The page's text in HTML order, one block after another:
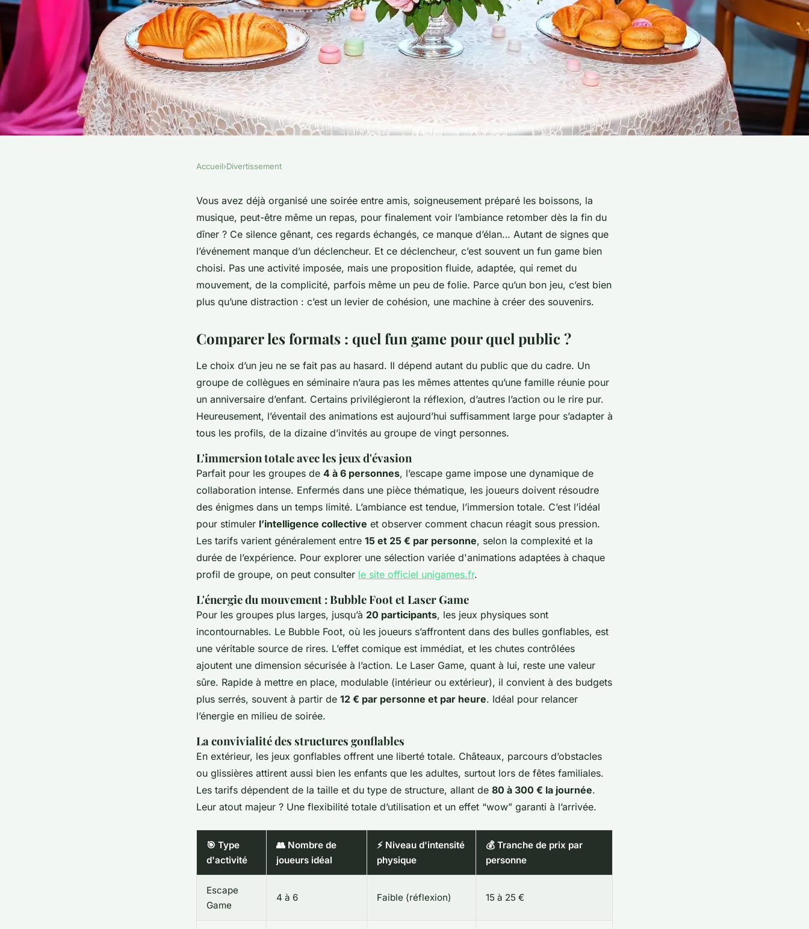
Top jeux animés pour rendre vos
événements inoubliables
9 min de lecture
Accueil›Divertissement
Vous avez déjà organisé une soirée entre amis, soigneusement préparé les boissons, la
musique, peut-être même un repas, pour finalement voir l’ambiance retomber dès la fin du
dîner ? Ce silence gênant, ces regards échangés, ce manque d’élan… Autant de signes que
l’événement manque d’un déclencheur. Et ce déclencheur, c’est souvent un fun game bien
choisi. Pas une activité imposée, mais une proposition fluide, adaptée, qui remet du
mouvement, de la complicité, parfois même un peu de folie. Parce qu’un bon jeu, c’est bien
plus qu’une distraction : c’est un levier de cohésion, une machine à créer des souvenirs.
Comparer les formats : quel fun game pour quel public ?
Le choix d’un jeu ne se fait pas au hasard. Il dépend autant du public que du cadre. Un
groupe de collègues en séminaire n’aura pas les mêmes attentes qu’une famille réunie pour
un anniversaire d’enfant. Certains privilégieront la réflexion, d’autres l’action ou le rire pur.
Heureusement, l’éventail des animations est aujourd’hui suffisamment large pour s’adapter à
tous les profils, de la dizaine d’invités au groupe de vingt personnes.
L'immersion totale avec les jeux d'évasion
Parfait pour les groupes de 4 à 6 personnes, l’escape game impose une dynamique de
collaboration intense. Enfermés dans une pièce thématique, les joueurs doivent résoudre
des énigmes dans un temps limité. L’ambiance est tendue, l’immersion totale. C’est l’idéal
pour stimuler l’intelligence collective et observer comment chacun réagit sous pression.
Les tarifs varient généralement entre 15 et 25 € par personne, selon la complexité et la
durée de l’expérience. Pour explorer une sélection variée d'animations adaptées à chaque
profil de groupe, on peut consulter le site officiel unigames.fr.
L'énergie du mouvement : Bubble Foot et Laser Game
Pour les groupes plus larges, jusqu’à 20 participants, les jeux physiques sont
incontournables. Le Bubble Foot, où les joueurs s’affrontent dans des bulles gonflables, est
une véritable source de rires. L’effet comique est immédiat, et les chutes contrôlées
ajoutent une dimension sécurisée à l’action. Le Laser Game, quant à lui, reste une valeur
sûre. Rapide à mettre en place, modulable (intérieur ou extérieur), il convient à des budgets
plus serrés, souvent à partir de 12 € par personne et par heure. Idéal pour relancer
l’énergie en milieu de soirée.
La convivialité des structures gonflables
En extérieur, les jeux gonflables offrent une liberté totale. Châteaux, parcours d’obstacles
ou glissières attirent aussi bien les enfants que les adultes, surtout lors de fêtes familiales.
Les tarifs dépendent de la taille et du type de structure, allant de 80 à 300 € la journée.
Leur atout majeur ? Une flexibilité totale d’utilisation et un effet “wow” garanti à l’arrivée.
🎯 Type
d'activité
👥 Nombre de
joueurs idéal
⚡ Niveau d'intensité
physique
💰 Tranche de prix par
personne
Escape
Game
4 à 6 Faible (réflexion) 15 à 25 €